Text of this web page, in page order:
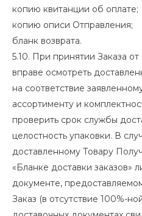
копию квитанции об оплате;
копию описи Отправления;
бланк возврата.
5.10. При принятии Заказа
вправе осмотреть
на соответствие
ассортименту и
проверить срок службы
целостность упаковки. В
доставленному Товару
«Бланке доставки заказов»
документе,
Заказ (в отсутствие 100%-